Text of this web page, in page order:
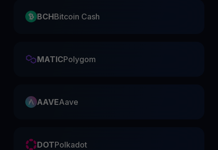
BCHBitcoin Cash
MATICPolygom
AAVEAave
DOTPolkadot